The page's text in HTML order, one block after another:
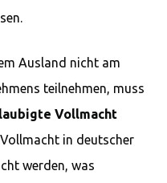
Ausland nicht am
teilnehmen, muss
Vollmacht
in deutscher
werden, was